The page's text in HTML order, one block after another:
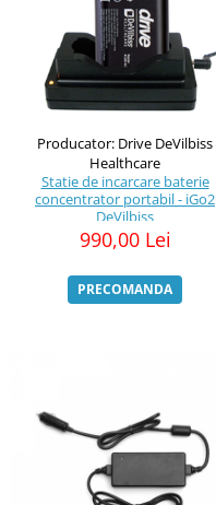
Producator: Drive DeVilbiss
Healthcare
Statie de incarcare baterie
concentrator portabil - iGo2
DeVilbiss
990,00 Lei
PRECOMANDA